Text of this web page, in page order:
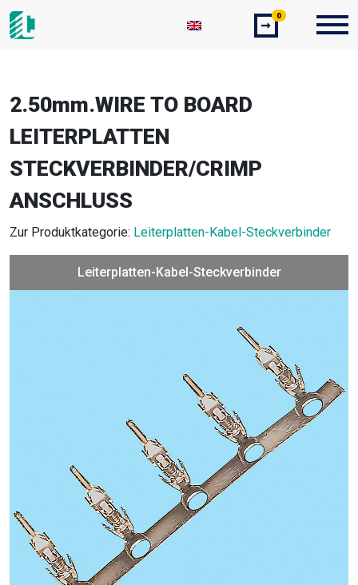
➞
0
2.50mm.WIRE TO BOARD
LEITERPLATTEN
STECKVERBINDER/CRIMP
ANSCHLUSS
Zur Produktkategorie: Leiterplatten-Kabel-Steckverbinder
Leiterplatten-Kabel-Steckverbinder